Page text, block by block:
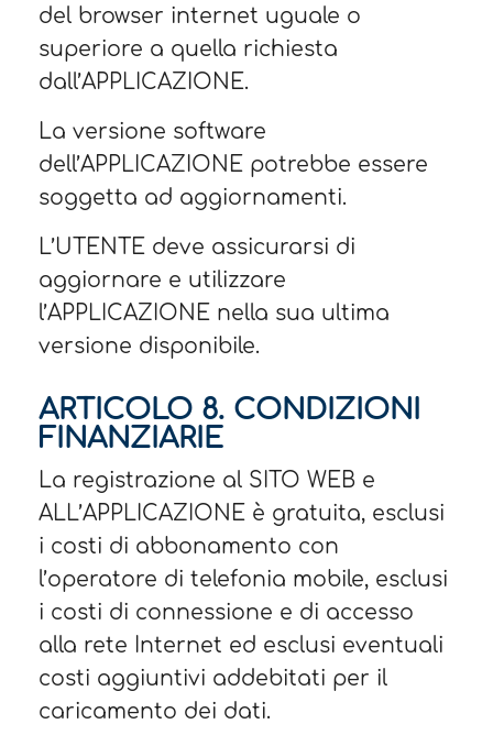
del browser internet uguale o
superiore a quella richiesta
dall’APPLICAZIONE.
La versione software
dell’APPLICAZIONE potrebbe essere
soggetta ad aggiornamenti.
L’UTENTE deve assicurarsi di
aggiornare e utilizzare
l’APPLICAZIONE nella sua ultima
versione disponibile.
ARTICOLO 8. CONDIZIONI
FINANZIARIE
La registrazione al SITO WEB e
ALL’APPLICAZIONE è gratuita, esclusi
i costi di abbonamento con
l’operatore di telefonia mobile, esclusi
i costi di connessione e di accesso
alla rete Internet ed esclusi eventuali
costi aggiuntivi addebitati per il
caricamento dei dati.